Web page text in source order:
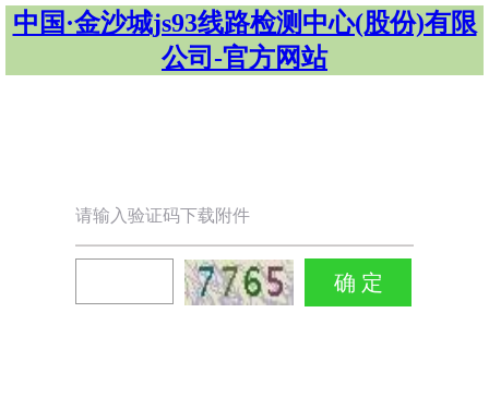
中国·金沙城js93线路检测中心(股份)有限
公司-官方网站
请输入验证码下载附件